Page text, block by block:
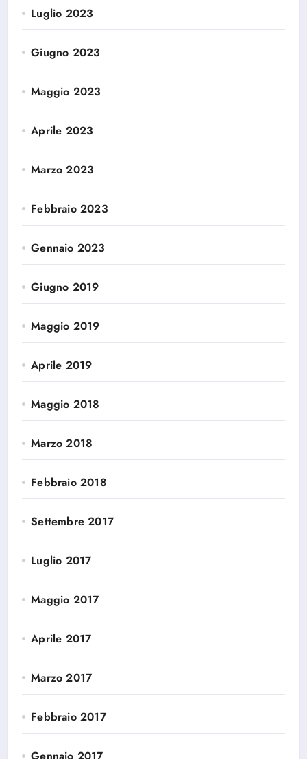
Luglio 2023
Giugno 2023
Maggio 2023
Aprile 2023
Marzo 2023
Febbraio 2023
Gennaio 2023
Giugno 2019
Maggio 2019
Aprile 2019
Maggio 2018
Marzo 2018
Febbraio 2018
Settembre 2017
Luglio 2017
Maggio 2017
Aprile 2017
Marzo 2017
Febbraio 2017